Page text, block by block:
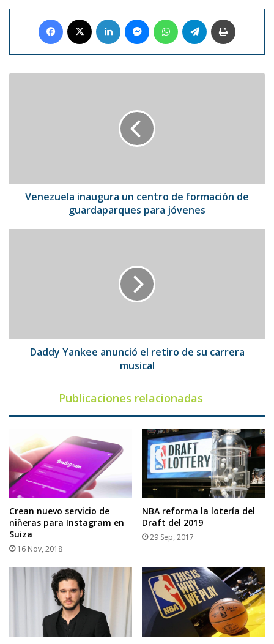
Facebook LinkedIn MessengerWhatsAppTelegram
para
jóvenesVenezuela inaugura un centro de formación de
guardaparques para jóvenes
musical
Daddy Yankee anunció el retiro de su carrera
musical
Publicaciones relacionadas
Crean nuevo servicio de
niñeras para Instagram en
Suiza
16 Nov, 2018
NBA reforma la lotería del
Draft del 2019
29 Sep, 2017